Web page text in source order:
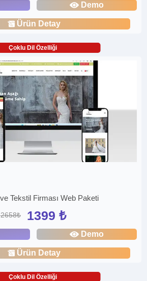
Demo
Ürün Detay
Çoklu Dil Özelliği
Tekstil Firması Web Paketi
2658₺ 1399 ₺
Demo
Ürün Detay
Çoklu Dil Özelliği